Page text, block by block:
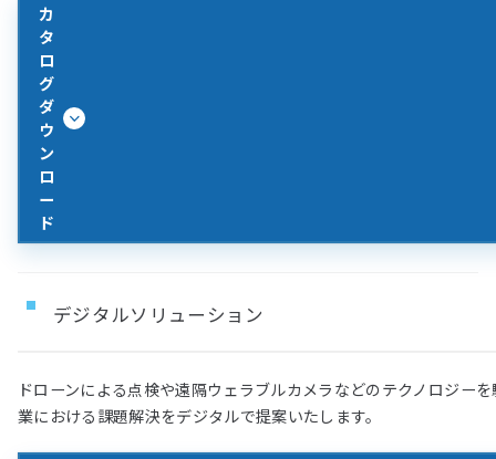
カ
タ
ロ
グ
ダ
ウ
ン
ロ
ー
ド
デジタルソリューション
ドローンによる点検や遠隔ウェラブルカメラなどのテクノロジー
業における課題解決をデジタルで提案いたします。